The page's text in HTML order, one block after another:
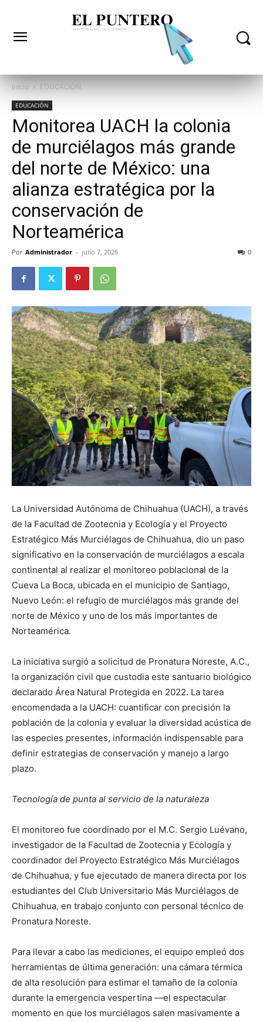
Inicio EDUCACIÓN
EDUCACIÓN
Monitorea UACH la colonia
de murciélagos más grande
del norte de México: una
alianza estratégica por la
conservación de
Norteamérica
Por Administrador - julio 7, 2026 0
La Universidad Autónoma de Chihuahua (UACH), a través
de la Facultad de Zootecnia y Ecología y el Proyecto
Estratégico Más Murciélagos de Chihuahua, dio un paso
significativo en la conservación de murciélagos a escala
continental al realizar el monitoreo poblacional de la
Cueva La Boca, ubicada en el municipio de Santiago,
Nuevo León: el refugio de murciélagos más grande del
norte de México y uno de los más importantes de
Norteamérica.
La iniciativa surgió a solicitud de Pronatura Noreste, A.C.,
la organización civil que custodia este santuario biológico
declarado Área Natural Protegida en 2022. La tarea
encomendada a la UACH: cuantificar con precisión la
población de la colonia y evaluar la diversidad acústica de
las especies presentes, información indispensable para
definir estrategias de conservación y manejo a largo
plazo.
Tecnología de punta al servicio de la naturaleza
El monitoreo fue coordinado por el M.C. Sergio Luévano,
investigador de la Facultad de Zootecnia y Ecología y
coordinador del Proyecto Estratégico Más Murciélagos
de Chihuahua, y fue ejecutado de manera directa por los
estudiantes del Club Universitario Más Murciélagos de
Chihuahua, en trabajo conjunto con personal técnico de
Pronatura Noreste.
Para llevar a cabo las mediciones, el equipo empleó dos
herramientas de última generación: una cámara térmica
de alta resolución para estimar el tamaño de la colonia
durante la emergencia vespertina —el espectacular
momento en que los murciélagos salen masivamente a